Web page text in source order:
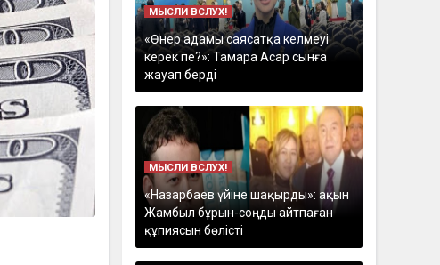
МЫСЛИ ВСЛУХ!
«Өнер адамы саясатқа келмеуі
керек пе?»: Тамара Асар сынға
жауап берді
МЫСЛИ ВСЛУХ!
«Назарбаев үйіне шақырды»: ақын
Жамбыл бұрын-соңды айтпаған
құпиясын бөлісті